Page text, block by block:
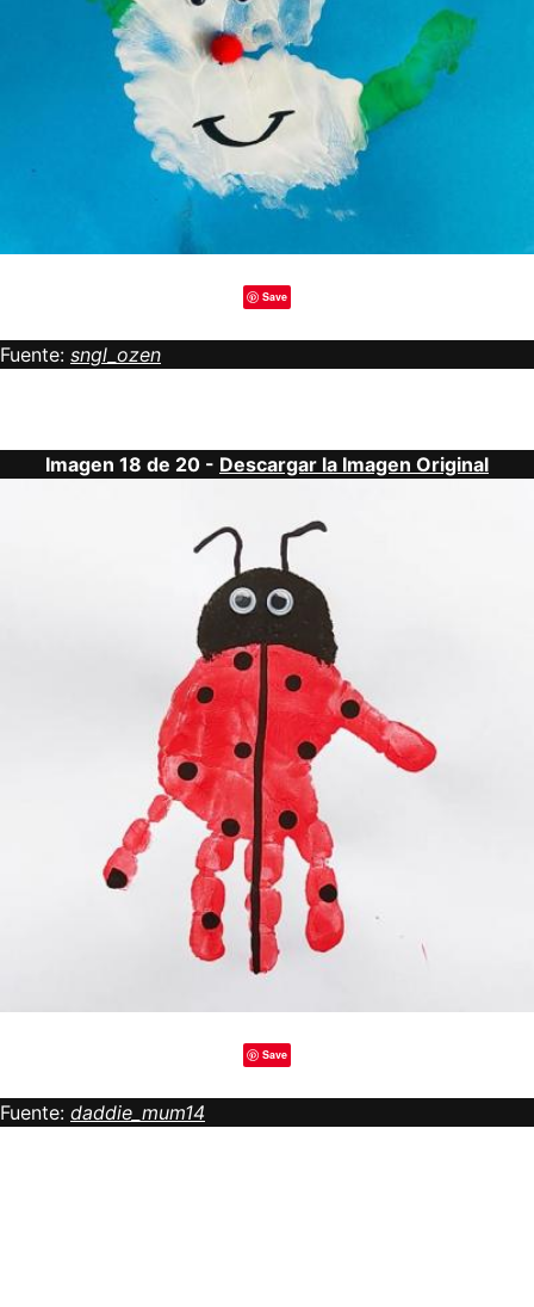
Save
Fuente: sngl_ozen
Imagen 18 de 20 - Descargar la Imagen Original
Save
Fuente: daddie_mum14